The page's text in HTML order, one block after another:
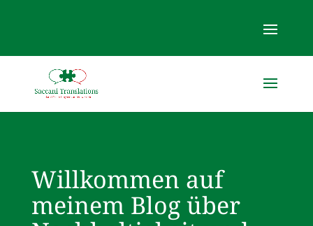
Willkommen auf
meinem Blog über